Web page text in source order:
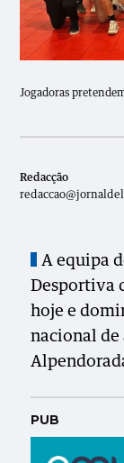
Jogadoras
Redacção
A equipa
Desportiva
hoje e
nacional de
PUB